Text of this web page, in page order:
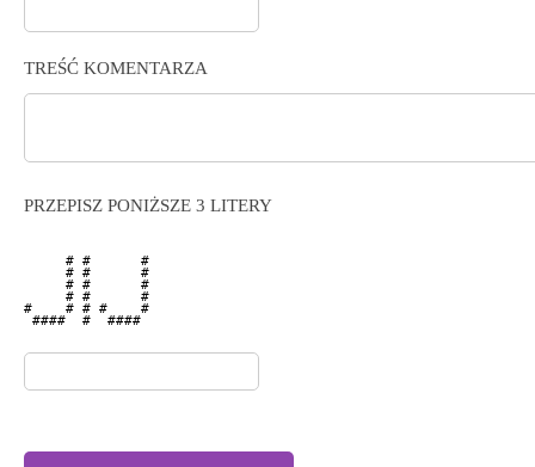
TREŚĆ KOMENTARZA
PRZEPISZ PONIŻSZE 3 LITERY
     # #      #
     # #      #
     # #      #
     # #      #
#    # # #    #
####  #  ####